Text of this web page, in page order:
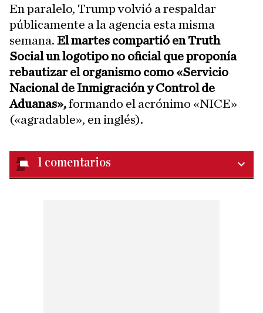
En paralelo, Trump volvió a respaldar
públicamente a la agencia esta misma
semana. El martes compartió en Truth
Social un logotipo no oficial que proponía
rebautizar el organismo como «Servicio
Nacional de Inmigración y Control de
Aduanas»,formando el acrónimo «NICE»
(«agradable», en inglés).
1 comentarios